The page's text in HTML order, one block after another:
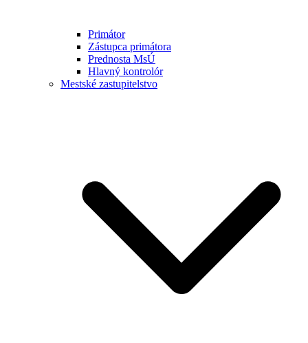
Primátor
Zástupca primátora
Prednosta MsÚ
Hlavný kontrolór
Mestské zastupitelstvo